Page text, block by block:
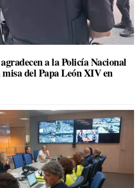
a la Policía Nacional
del Papa León XIV en